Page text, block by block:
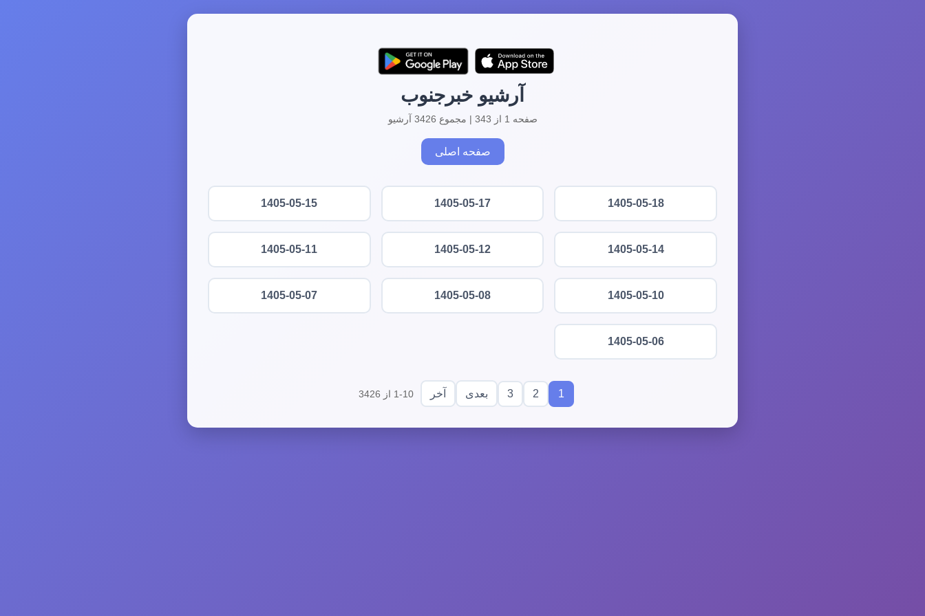
آرشیو خبرجنوب
صفحه 1 از 343 | مجموع 3426 آرشیو
صفحه اصلی
1405-05-18
1405-05-17
1405-05-15
1405-05-14
1405-05-12
1405-05-11
1405-05-10
1405-05-08
1405-05-07
1405-05-06
1
2
3 بعدی آخر 1-10 از 3426